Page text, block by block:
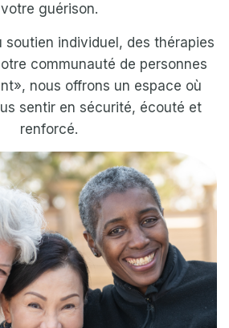
votre guérison.
soutien individuel, des thérapies
communauté de personnes
nous offrons un espace où
sentir en sécurité, écouté et
renforcé.